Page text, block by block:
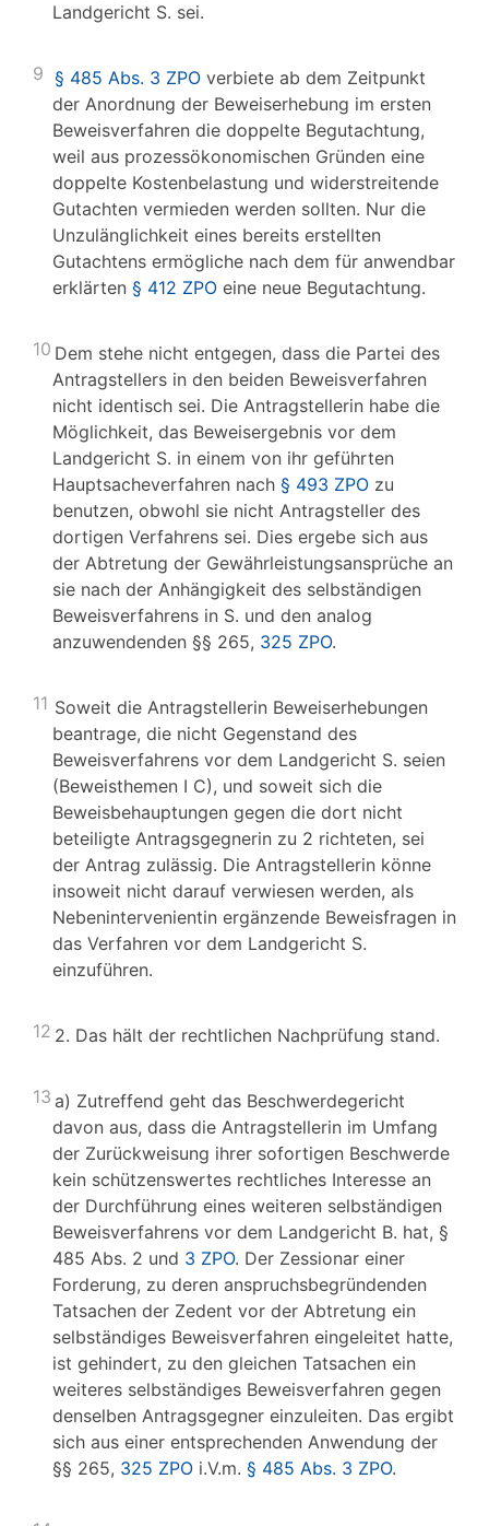
Landgericht S. sei.
9 § 485 Abs. 3 ZPO verbiete ab dem Zeitpunkt
der Anordnung der Beweiserhebung im ersten
Beweisverfahren die doppelte Begutachtung,
weil aus prozessökonomischen Gründen eine
doppelte Kostenbelastung und widerstreitende
Gutachten vermieden werden sollten. Nur die
Unzulänglichkeit eines bereits erstellten
Gutachtens ermögliche nach dem für anwendbar
erklärten § 412 ZPO eine neue Begutachtung.
10 Dem stehe nicht entgegen, dass die Partei des
Antragstellers in den beiden Beweisverfahren
nicht identisch sei. Die Antragstellerin habe die
Möglichkeit, das Beweisergebnis vor dem
Landgericht S. in einem von ihr geführten
Hauptsacheverfahren nach § 493 ZPO zu
benutzen, obwohl sie nicht Antragsteller des
dortigen Verfahrens sei. Dies ergebe sich aus
der Abtretung der Gewährleistungsansprüche an
sie nach der Anhängigkeit des selbständigen
Beweisverfahrens in S. und den analog
anzuwendenden §§ 265, 325 ZPO.
11 Soweit die Antragstellerin Beweiserhebungen
beantrage, die nicht Gegenstand des
Beweisverfahrens vor dem Landgericht S. seien
(Beweisthemen I C), und soweit sich die
Beweisbehauptungen gegen die dort nicht
beteiligte Antragsgegnerin zu 2 richteten, sei
der Antrag zulässig. Die Antragstellerin könne
insoweit nicht darauf verwiesen werden, als
Nebenintervenientin ergänzende Beweisfragen in
das Verfahren vor dem Landgericht S.
einzuführen.
12 2. Das hält der rechtlichen Nachprüfung stand.
13 a) Zutreffend geht das Beschwerdegericht
davon aus, dass die Antragstellerin im Umfang
der Zurückweisung ihrer sofortigen Beschwerde
kein schützenswertes rechtliches Interesse an
der Durchführung eines weiteren selbständigen
Beweisverfahrens vor dem Landgericht B. hat, §
485 Abs. 2 und 3 ZPO. Der Zessionar einer
Forderung, zu deren anspruchsbegründenden
Tatsachen der Zedent vor der Abtretung ein
selbständiges Beweisverfahren eingeleitet hatte,
ist gehindert, zu den gleichen Tatsachen ein
weiteres selbständiges Beweisverfahren gegen
denselben Antragsgegner einzuleiten. Das ergibt
sich aus einer entsprechenden Anwendung der
§§ 265, 325 ZPO i.V.m. § 485 Abs. 3 ZPO.